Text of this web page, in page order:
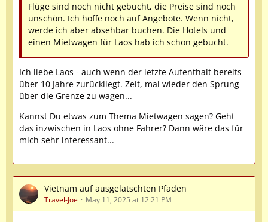
Flüge sind noch nicht gebucht, die Preise sind noch
unschön. Ich hoffe noch auf Angebote. Wenn nicht,
werde ich aber absehbar buchen. Die Hotels und
einen Mietwagen für Laos hab ich schon gebucht.
Ich liebe Laos - auch wenn der letzte Aufenthalt bereits
über 10 Jahre zurückliegt. Zeit, mal wieder den Sprung
über die Grenze zu wagen...
Kannst Du etwas zum Thema Mietwagen sagen? Geht
das inzwischen in Laos ohne Fahrer? Dann wäre das für
mich sehr interessant...
Vietnam auf ausgelatschten Pfaden
Travel-Joe May 11, 2025 at 12:21 PM